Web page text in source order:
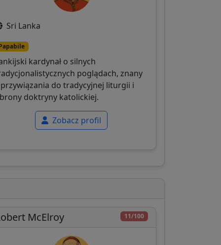
Sri Lanka
kardynał o silnych
poglądach, znany
do tradycyjnej liturgii i
doktryny katolickiej.
Zobacz profil
11/100
McElroy